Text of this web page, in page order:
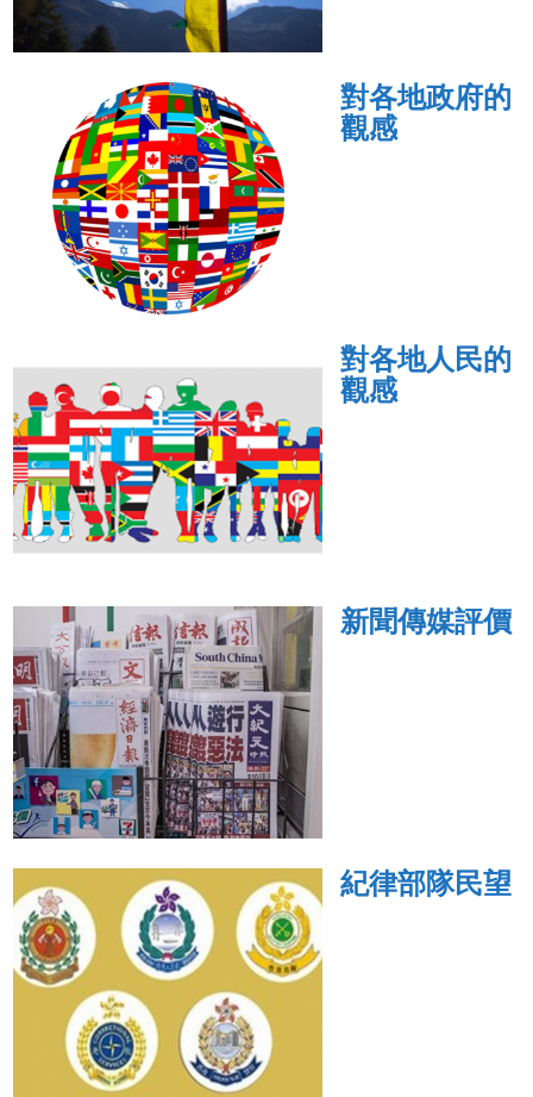
對各地政府的
觀感
對各地人民的
觀感
新聞傳媒評價
紀律部隊民望